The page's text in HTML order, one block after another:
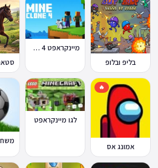
בליפ ובלופ
מיינקראפט 4 קלון
🔥
אמונג אס
לגו מיינקראפט